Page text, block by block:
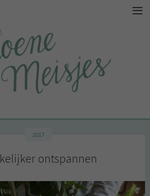
2017
ontspannen